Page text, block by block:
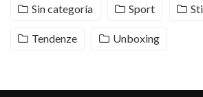
Sin categoría Sport
Tendenze Unboxing